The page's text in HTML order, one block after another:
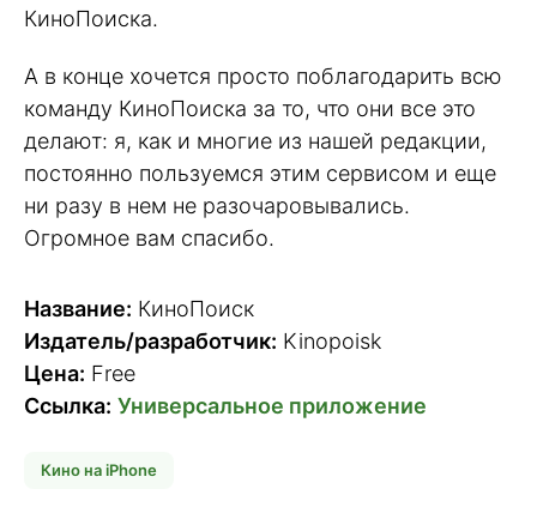
КиноПоиска.
А в конце хочется просто поблагодарить всю
команду КиноПоиска за то, что они все это
делают: я, как и многие из нашей редакции,
постоянно пользуемся этим сервисом и еще
ни разу в нем не разочаровывались.
Огромное вам спасибо.
Название: КиноПоиск
Издатель/разработчик: Kinopoisk
Цена: Free
Ссылка: Универсальное приложение
Кино на iPhone